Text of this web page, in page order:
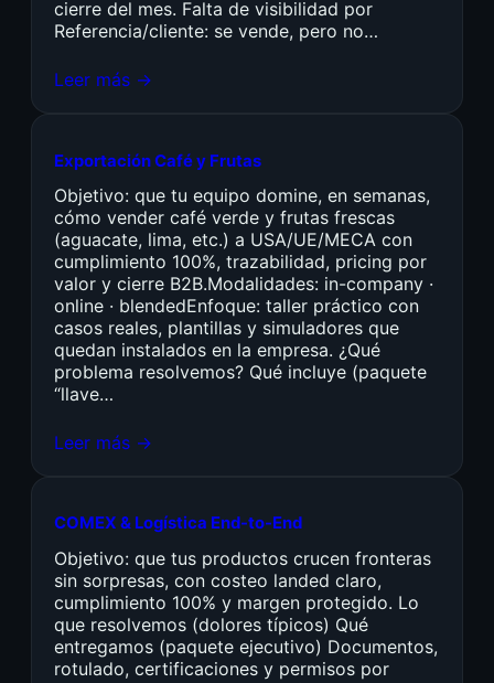
cierre del mes. Falta de visibilidad por
Referencia/cliente: se vende, pero no…
Leer más →
Exportación Café y Frutas
Objetivo: que tu equipo domine, en semanas,
cómo vender café verde y frutas frescas
(aguacate, lima, etc.) a USA/UE/MECA con
cumplimiento 100%, trazabilidad, pricing por
valor y cierre B2B.Modalidades: in-company ·
online · blendedEnfoque: taller práctico con
casos reales, plantillas y simuladores que
quedan instalados en la empresa. ¿Qué
problema resolvemos? Qué incluye (paquete
“llave…
Leer más →
COMEX & Logística End-to-End
Objetivo: que tus productos crucen fronteras
sin sorpresas, con costeo landed claro,
cumplimiento 100% y margen protegido. Lo
que resolvemos (dolores típicos) Qué
entregamos (paquete ejecutivo) Documentos,
rotulado, certificaciones y permisos por